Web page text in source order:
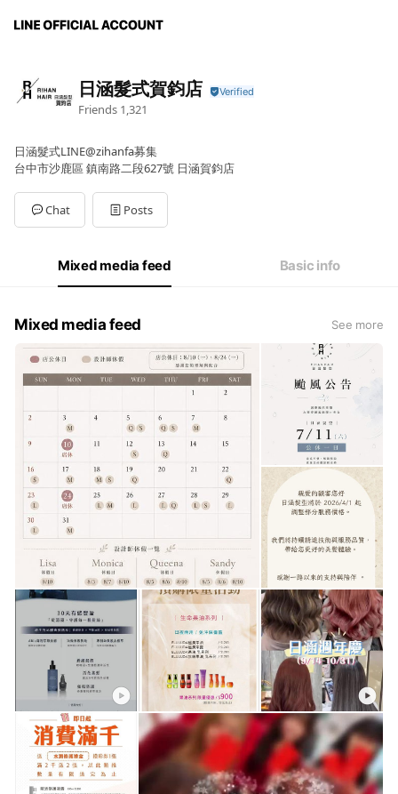
日涵髮式賀鈞店
Friends 1,321
日涵髮式LINE@zihanfa募集
台中市沙鹿區 鎮南路二段627號 日涵賀鈞店
Chat Posts
Mixed media feed Basic info
Mixed media feed See more